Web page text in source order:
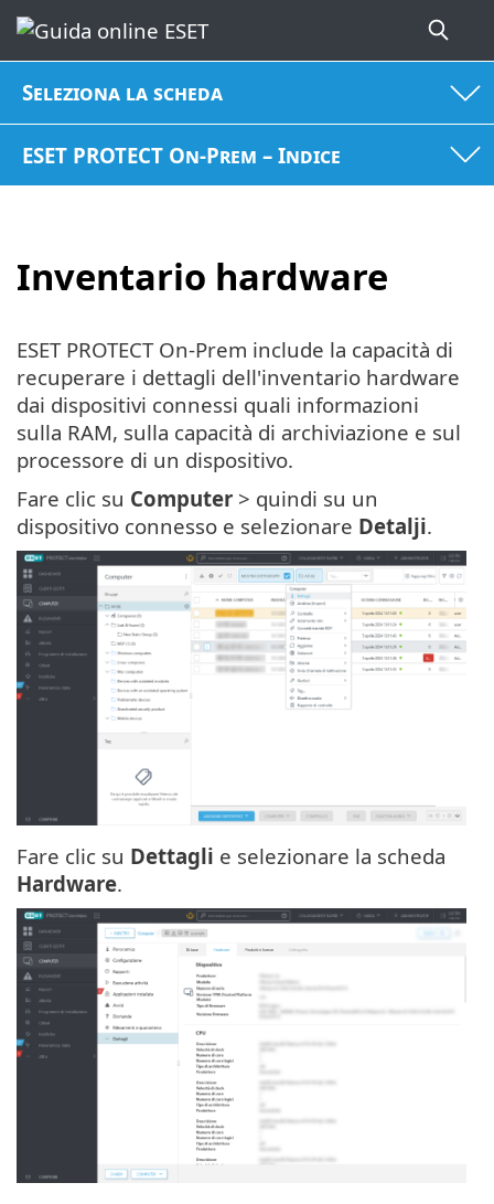
Seleziona la scheda
ESET PROTECT On-Prem – Indice
Inventario hardware
ESET PROTECT On-Prem include la capacità di
recuperare i dettagli dell'inventario hardware
dai dispositivi connessi quali informazioni
sulla RAM, sulla capacità di archiviazione e sul
processore di un dispositivo.
Fare clic su Computer > quindi su un
dispositivo connesso e selezionare Detalji.
Fare clic su Dettagli e selezionare la scheda
Hardware.